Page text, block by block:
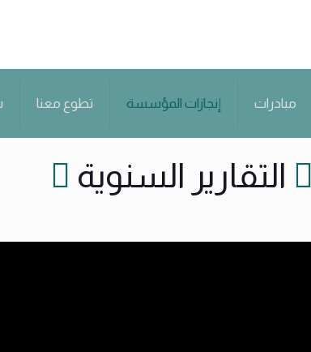
مبادرات إنجازات المؤسسة تطوع معنا
التقارير السنوية